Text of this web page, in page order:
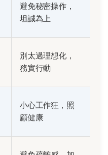
避免秘密操作，
坦誠為上
別太過理想化，
務實行動
小心工作狂，照
顧健康